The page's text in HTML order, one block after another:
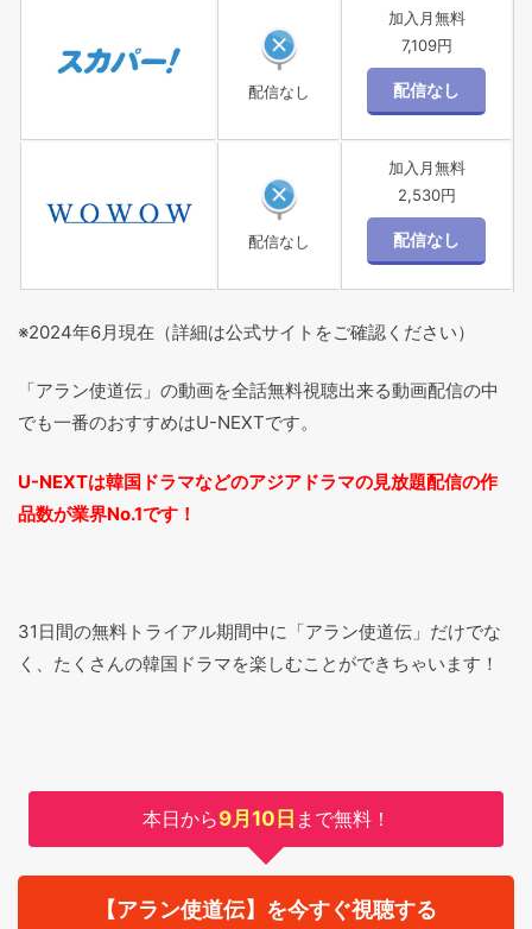
配信なし
加入月無料
7,109円
配信なし
加入月無料
2,530円
※2024年6月現在（詳細は公式サイトをご確認ください）
「アラン使道伝」の動画を全話無料視聴出来る動画配信の中
でも一番のおすすめはU-NEXTです。
U-NEXTは韓国ドラマなどのアジアドラマの見放題配信の作
品数が業界No.1です！
31日間の無料トライアル期間中に「アラン使道伝」だけでな
く、たくさんの韓国ドラマを楽しむことができちゃいます！
本日から9月10日 まで無料！
【アラン使道伝】を今すぐ視聴する